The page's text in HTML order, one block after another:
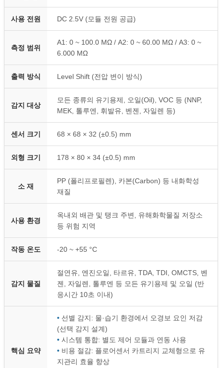
사용 전원 DC 2.5V (모듈 전원 공급)
측정 범위
A1: 0 ~ 100.0 MΩ / A2: 0 ~ 60.00 MΩ / A3: 0 ~
6.000 MΩ
출력 방식 Level Shift (전압 변이 방식)
감지 대상
모든 종류의 유기용제, 오일(Oil), VOC 등 (NNP,
MEK, 톨루엔, 휘발유, 벤젠, 자일렌 등)
센서 크기 68 × 68 × 32 (±0.5) mm
외형 크기 178 × 80 × 34 (±0.5) mm
소 재
PP (폴리프로필렌), 카본(Carbon) 등 내화학성
재질
사용 환경
옥내외 배관 및 탱크 주변, 유해화학물질 저장소
등 위험 지역
작동 온도 -20 ~ +55 °C
감지 물질
절연유, 엔진오일, 타르유, TDA, TDI, OMCTS, 벤
젠, 자일렌, 톨루엔 등 모든 유기용제 및 오일 (반
응시간 10초 이내)
핵심 요약
• 선별 감지: 물·습기 환경에서 오경보 요인 저감
(선택 감지 설계)
• 시스템 통합: 별도 제어 모듈과 연동 사용
• 비용 절감: 플로어센서 카트리지 교체형으로 유
지관리 효율 향상